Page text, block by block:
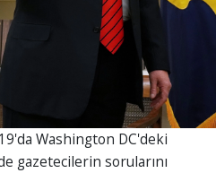
Washington DC'deki
gazetecilerin sorularını